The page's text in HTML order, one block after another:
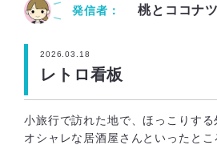
発信者： 桃とココナツ
2026.03.18
レトロ看板
小旅行で訪れた地で、ほっこりする
オシャレな居酒屋さんといったと